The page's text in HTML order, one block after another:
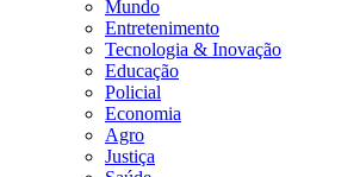
Mundo
Entretenimento
Tecnologia & Inovação
Educação
Policial
Economia
Agro
Justiça